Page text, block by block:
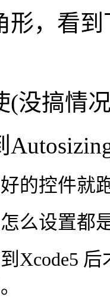
形，看
(没搞情
的控件就
么设置都
Xcode5